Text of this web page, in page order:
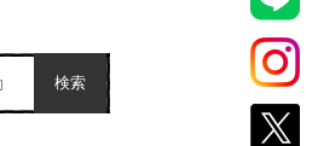
検索